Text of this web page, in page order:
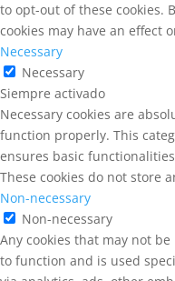
to opt-out of these cookies.
cookies may have an effect
Necessary
Necessary
Siempre activado
Necessary cookies are
function properly. This
ensures basic
These cookies do not store
Non-necessary
Non-necessary
Any cookies that may not
to function and is used